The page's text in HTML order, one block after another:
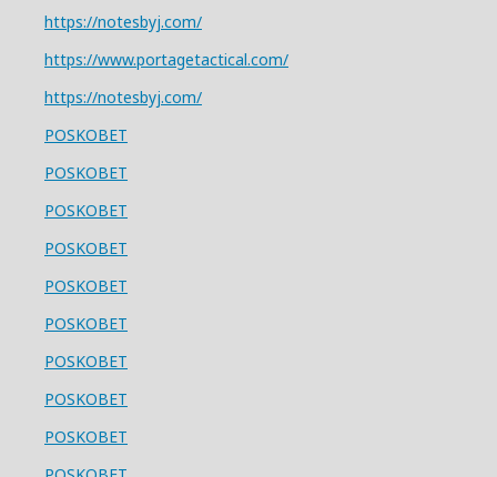
https://notesbyj.com/
https://www.portagetactical.com/
https://notesbyj.com/
POSKOBET
POSKOBET
POSKOBET
POSKOBET
POSKOBET
POSKOBET
POSKOBET
POSKOBET
POSKOBET